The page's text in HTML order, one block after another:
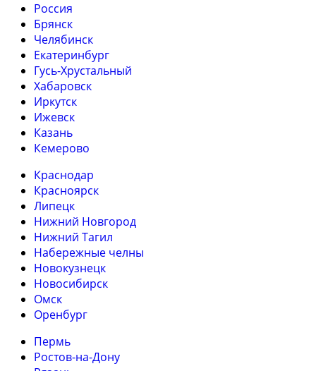
Россия
Брянск
Челябинск
Екатеринбург
Гусь-Хрустальный
Хабаровск
Иркутск
Ижевск
Казань
Кемерово
Краснодар
Красноярск
Липецк
Нижний Новгород
Нижний Тагил
Набережные челны
Новокузнецк
Новосибирск
Омск
Оренбург
Пермь
Ростов-на-Дону